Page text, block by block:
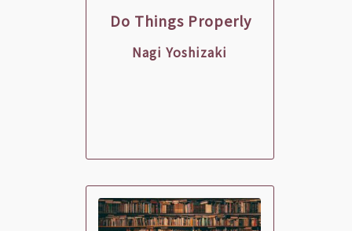
Do Things Properly
Nagi Yoshizaki